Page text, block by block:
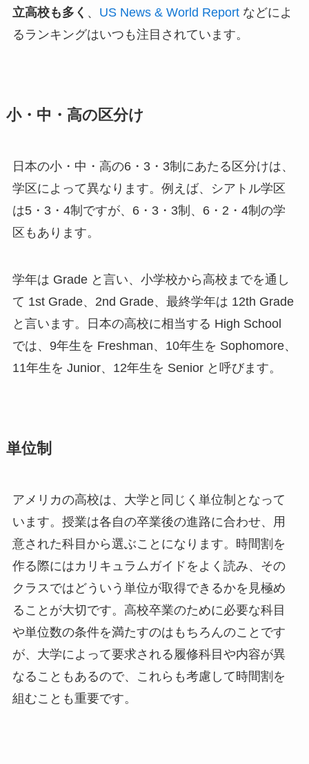
立高校も多く 、 US News & World Reportなどによ
るランキングはいつも注目されています。
小・中・高の区分け
日本の小・中・高の6・3・3制にあたる区分けは、
学区によって異なります。例えば、シアトル学区
は5・3・4制ですが、6・3・3制、6・2・4制の学
区もあります。
学年は Grade と言い、小学校から高校までを通し
て 1st Grade、2nd Grade、最終学年は 12th Grade
と言います。日本の高校に相当する High School
では、9年生を Freshman、10年生を Sophomore、
11年生を Junior、12年生を Senior と呼びます。
単位制
アメリカの高校は、大学と同じく単位制となって
います。授業は各自の卒業後の進路に合わせ、用
意された科目から選ぶことになります。時間割を
作る際にはカリキュラムガイドをよく読み、その
クラスではどういう単位が取得できるかを見極め
ることが大切です。高校卒業のために必要な科目
や単位数の条件を満たすのはもちろんのことです
が、大学によって要求される履修科目や内容が異
なることもあるので、これらも考慮して時間割を
組むことも重要です。